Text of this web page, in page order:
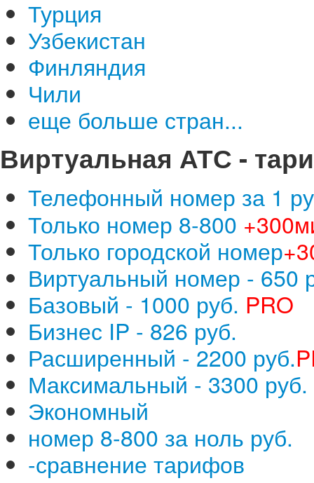
Турция
Узбекистан
Финляндия
Чили
еще больше стран...
Виртуальная АТС -
Телефонный номер за 1
Только номер 8-800
Только городской номер
Виртуальный номер - 650
Базовый - 1000 руб. PRO
Бизнес IP - 826 руб.
Расширенный - 2200 руб.
Максимальный - 3300 руб.
Экономный
номер 8-800 за ноль руб.
-сравнение тарифов